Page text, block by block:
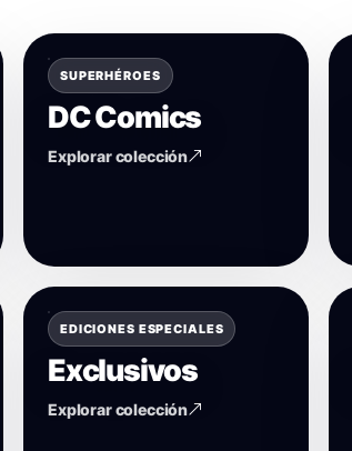
SUPERHÉROES
DC Comics
Explorar colección
EDICIONES ESPECIALES
Exclusivos
Explorar colección